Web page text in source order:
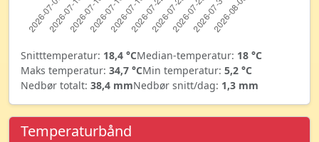
Snitttemperatur: 18,4 °CMedian-temperatur: 18 °C
Maks temperatur: 34,7 °CMin temperatur: 5,2 °C
Nedbør totalt: 38,4 mmNedbør snitt/dag: 1,3 mm
Temperaturbånd